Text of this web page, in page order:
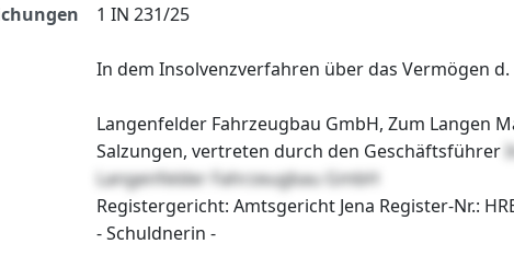
1 IN 231/25
In dem Insolvenzverfahren über das Vermögen d.
Langenfelder Fahrzeugbau GmbH, Zum Langen
Salzungen, vertreten durch den Geschäftsführer
Langenfelder Fahrzeugbau GmbH
Registergericht: Amtsgericht Jena Register-Nr.:
- Schuldnerin -